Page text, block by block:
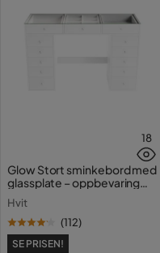
18
Glow Stort sminkebord med
glassplate – oppbevaring
med skuffer og rom 120 cm
Hvit
(112)
SE PRISEN!